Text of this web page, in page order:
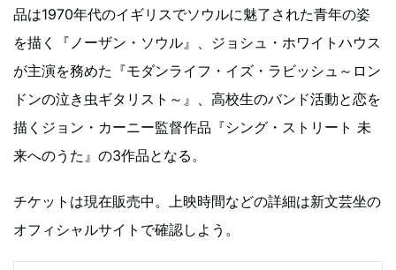
品は1970年代のイギリスでソウルに魅了された青年の姿
を描く『ノーザン・ソウル』、ジョシュ・ホワイトハウス
が主演を務めた『モダンライフ・イズ・ラビッシュ～ロン
ドンの泣き虫ギタリスト～』、高校生のバンド活動と恋を
描くジョン・カーニー監督作品『シング・ストリート 未
来へのうた』の3作品となる。
チケットは現在販売中。上映時間などの詳細は新文芸坐の
オフィシャルサイトで確認しよう。